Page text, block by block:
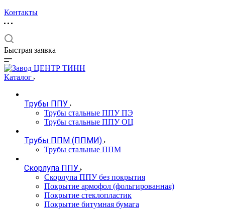
Контакты
Быстрая заявка
Каталог
Трубы ППУ
Трубы стальные ППУ ПЭ
Трубы стальные ППУ ОЦ
Трубы ППМ (ППМИ)
Трубы стальные ППМ
Скорлупа ППУ
Скорлупа ППУ без покрытия
Покрытие армофол (фольгированная)
Покрытие стеклопластик
Покрытие битумная бумага